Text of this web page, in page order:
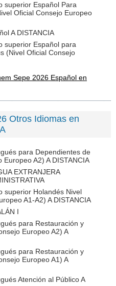
superior Español Para
Oficial Consejo Europeo
A DISTANCIA
superior Español para
(Nivel Oficial Consejo
Sepe 2026 Español en
Otros Idiomas en
para Dependientes de
A2) A DISTANCIA
EXTRANJERA
superior Holandés Nivel
A1-A2) A DISTANCIA
I
para Restauración y
Europeo A2) A
para Restauración y
Europeo A1) A
Atención al Público A